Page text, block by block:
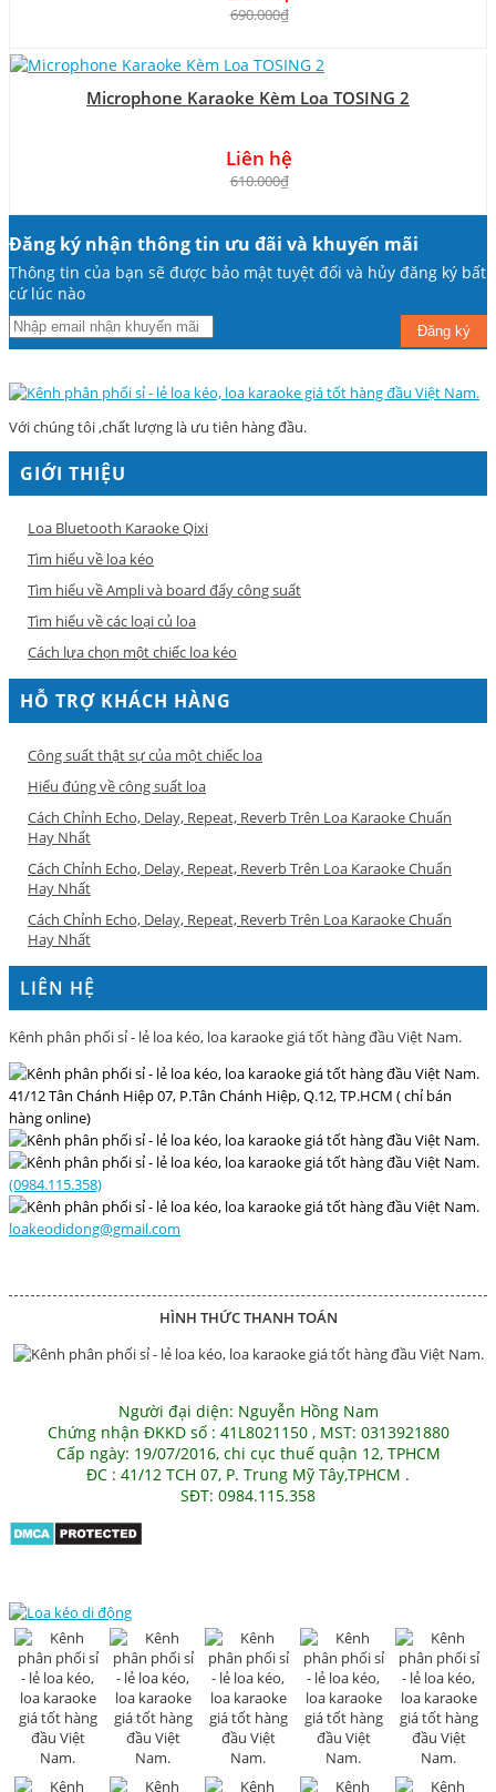
690.000₫
Microphone Karaoke Kèm Loa TOSING 2
Liên hệ
610.000₫
Đăng ký nhận thông tin ưu đãi và khuyến mãi
Thông tin của bạn sẽ được bảo mật tuyệt đối và hủy đăng ký bất
cứ lúc nào
Đăng ký
Với chúng tôi ,chất lượng là ưu tiên hàng đầu.
GIỚI THIỆU
Loa Bluetooth Karaoke Qixi
Tìm hiểu về loa kéo
Tìm hiểu về Ampli và board đẩy công suất
Tìm hiểu về các loại củ loa
Cách lựa chọn một chiếc loa kéo
HỖ TRỢ KHÁCH HÀNG
Công suất thật sự của một chiếc loa
Hiểu đúng về công suất loa
Cách Chỉnh Echo, Delay, Repeat, Reverb Trên Loa Karaoke Chuẩn
Hay Nhất
Cách Chỉnh Echo, Delay, Repeat, Reverb Trên Loa Karaoke Chuẩn
Hay Nhất
Cách Chỉnh Echo, Delay, Repeat, Reverb Trên Loa Karaoke Chuẩn
Hay Nhất
LIÊN HỆ
Kênh phân phối sỉ - lẻ loa kéo, loa karaoke giá tốt hàng đầu Việt Nam.
41/12 Tân Chánh Hiệp 07, P.Tân Chánh Hiệp, Q.12, TP.HCM ( chỉ bán
hàng online)
(0984.115.358)
loakeodidong@gmail.com
HÌNH THỨC THANH TOÁN
Người đại diện: Nguyễn Hồng Nam
Chứng nhận ĐKKD số : 41L8021150 , MST: 0313921880
Cấp ngày: 19/07/2016, chi cục thuế quận 12, TPHCM
ĐC : 41/12 TCH 07, P. Trung Mỹ Tây,TPHCM .
SĐT: 0984.115.358